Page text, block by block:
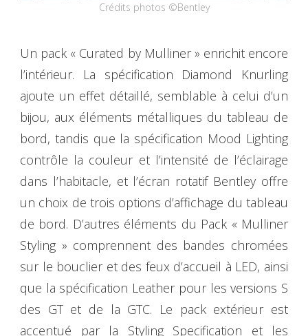
Crédits photos ©Bentley
Un pack « Curated by Mulliner » enrichit encore
l’intérieur. La spécification Diamond Knurling
ajoute un effet détaillé, semblable à celui d’un
bijou, aux éléments métalliques du tableau de
bord, tandis que la spécification Mood Lighting
contrôle la couleur et l’intensité de l’éclairage
dans l’habitacle, et l’écran rotatif Bentley offre
un choix de trois options d’affichage du tableau
de bord. D’autres éléments du Pack « Mulliner
Styling » comprennent des bandes chromées
sur le bouclier et des feux d’accueil à LED, ainsi
que la spécification Leather pour les versions S
des GT et de la GTC. Le pack extérieur est
accentué par la Styling Specification et les